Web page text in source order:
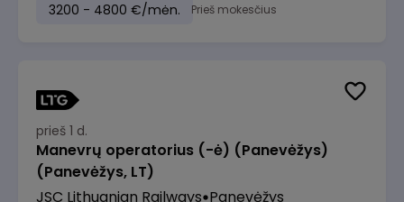
3200 - 4800 €/mėn. Prieš mokesčius
prieš 1 d.
Manevrų operatorius (-ė) (Panevėžys)
(Panevėžys, LT)
JSC Lithuanian Railways Panevėžys